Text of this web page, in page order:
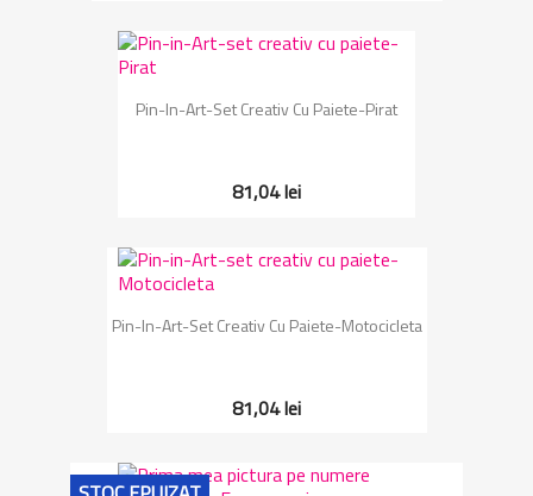
Pin-In-Art-Set Creativ Cu Paiete-Pirat
81,04 lei
Pin-In-Art-Set Creativ Cu Paiete-Motocicleta
81,04 lei